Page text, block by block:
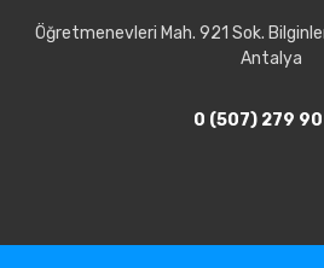
Öğretmenevleri Mah. 921 Sok.
Antalya
0 (507) 279